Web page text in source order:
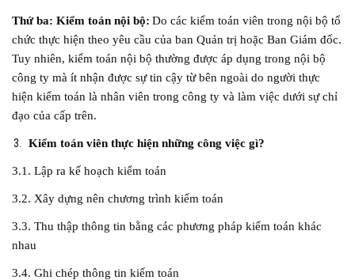
Thứ ba: Kiểm toán nội bộ: Do các kiểm toán viên trong nội bộ tổ
chức thực hiện theo yêu cầu của ban Quản trị hoặc Ban Giám đốc.
Tuy nhiên, kiểm toán nội bộ thường được áp dụng trong nội bộ
công ty mà ít nhận được sự tin cậy từ bên ngoài do người thực
hiện kiểm toán là nhân viên trong công ty và làm việc dưới sự chỉ
đạo của cấp trên.
Kiểm toán viên thực hiện những công việc gì?
3.1. Lập ra kế hoạch kiểm toán
3.2. Xây dựng nên chương trình kiểm toán
3.3. Thu thập thông tin bằng các phương pháp kiểm toán khác
nhau
3.4. Ghi chép thông tin kiểm toán